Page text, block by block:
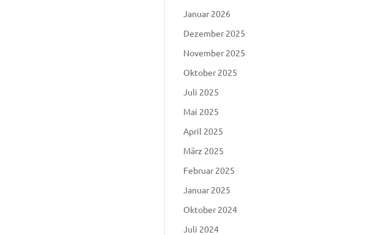
Januar 2026
Dezember 2025
November 2025
Oktober 2025
Juli 2025
Mai 2025
April 2025
März 2025
Februar 2025
Januar 2025
Oktober 2024
Juli 2024